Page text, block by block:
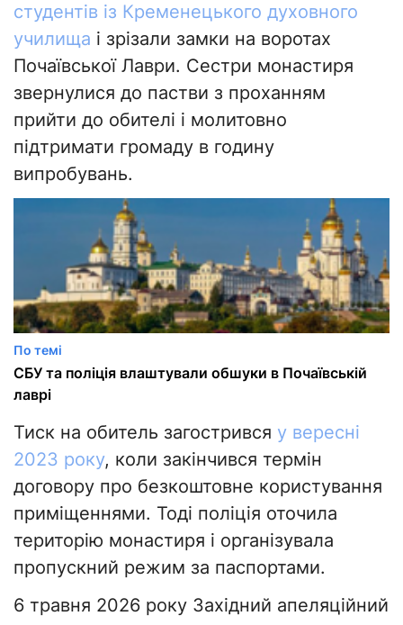
студентів із Кременецького духовного
училища і зрізали замки на воротах
Почаївської Лаври. Сестри монастиря
звернулися до пастви з проханням
прийти до обителі і молитовно
підтримати громаду в годину
випробувань.
По темі
СБУ та поліція влаштували обшуки в Почаївській
лаврі
Тиск на обитель загострився у вересні
2023 року, коли закінчився термін
договору про безкоштовне користування
приміщеннями. Тоді поліція оточила
територію монастиря і організувала
пропускний режим за паспортами.
6 травня 2026 року Західний апеляційний